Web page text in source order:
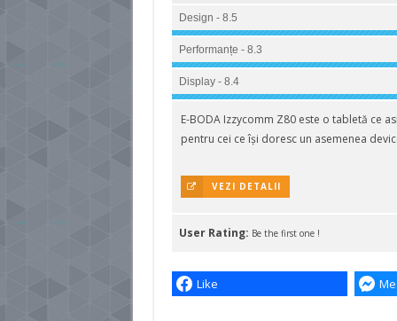
Design - 8.5
Performanțe - 8.3
Display - 8.4
E-BODA Izzycomm Z80 este o tabletă ce
pentru cei ce își doresc un asemenea
VEZI DETALII
User Rating: Be the first one !
Like